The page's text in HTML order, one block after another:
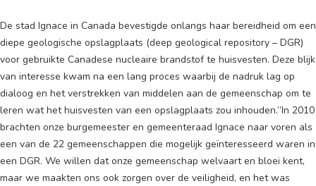
De stad Ignace in Canada bevestigde onlangs haar bereidheid om een
diepe geologische opslagplaats (deep geological repository – DGR)
voor gebruikte Canadese nucleaire brandstof te huisvesten. Deze blijk
van interesse kwam na een lang proces waarbij de nadruk lag op
dialoog en het verstrekken van middelen aan de gemeenschap om te
leren wat het huisvesten van een opslagplaats zou inhouden.”In 2010
brachten onze burgemeester en gemeenteraad Ignace naar voren als
een van de 22 gemeenschappen die mogelijk geïnteresseerd waren in
een DGR. We willen dat onze gemeenschap welvaart en bloei kent,
maar we maakten ons ook zorgen over de veiligheid, en het was